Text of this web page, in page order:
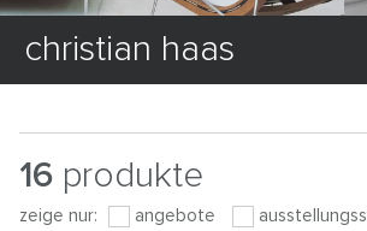
christian haas
16 produkte
zeige nur: angebote